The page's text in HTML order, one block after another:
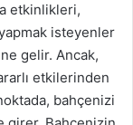
etkinlikleri,
isteyenler
gelir. Ancak,
etkilerinden
bahçenizi